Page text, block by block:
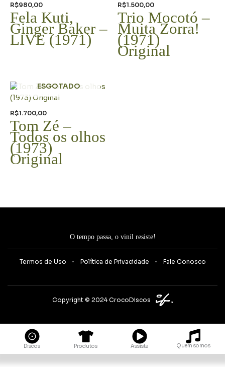
R$980,00
Fela Kuti,
Ginger Baker –
LIVE (1971)
R$1.500,00
Trio Mocotó –
Muita Zorra!
(1971)
Original
ESGOTADO
R$1.700,00
Tom Zé –
Todos os olhos
(1973)
Original
O tempo passa, o vinil resiste!
Termos de Uso Política de Privacidade Fale Conosco
Copyright © 2024 CrocoDiscos
Discos Produtos Assista Quem somos